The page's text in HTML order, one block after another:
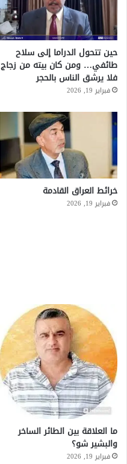
حين تتحول الدراما إلى سلاح
طائفي… ومن كان بيته من زجاج
فلا يرشق الناس بالحجر
فبراير 19, 2026
خرائط العراق القادمة
فبراير 19, 2026
ما العلاقة بين الطائر الساخر
والبشير شو؟
فبراير 19, 2026